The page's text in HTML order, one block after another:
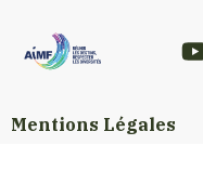
Mentions Légales